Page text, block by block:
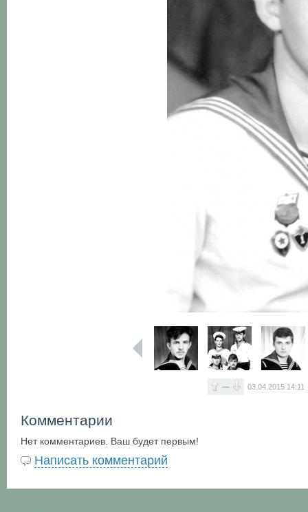
— 03.04.2015 14:11
Комментарии
Нет комментариев. Ваш будет первым!
Написать комментарий